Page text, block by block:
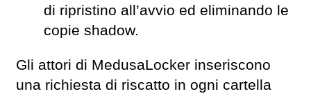
di ripristino all’avvio ed eliminando le
copie shadow.
Gli attori di MedusaLocker inseriscono
una richiesta di riscatto in ogni cartella